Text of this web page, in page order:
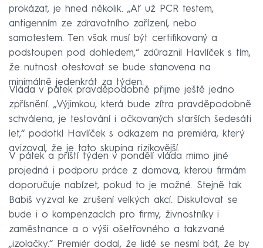
prokázat, je hned několik. „Ať už PCR testem,
antigenním ze zdravotního zařízení, nebo
samotestem. Ten však musí být certifikovaný a
podstoupen pod dohledem,“ zdůraznil Havlíček s tím,
že nutnost otestovat se bude stanovena na
minimálně jedenkrát za týden.
Vláda v pátek pravděpodobně přijme ještě jedno
zpřísnění. „Výjimkou, která bude zítra pravděpodobně
schválena, je testování i očkovaných starších šedesáti
let,“ podotkl Havlíček s odkazem na premiéra, který
avizoval, že je tato skupina rizikovější.
V pátek a příští týden v pondělí vláda mimo jiné
projedná i podporu práce z domova, kterou firmám
doporučuje nabízet, pokud to je možné. Stejně tak
Babiš vyzval ke zrušení velkých akcí. Diskutovat se
bude i o kompenzacích pro firmy, živnostníky i
zaměstnance a o výši ošetřovného a takzvané
„izolačky.“ Premiér dodal, že lidé se nesmí bát, že by